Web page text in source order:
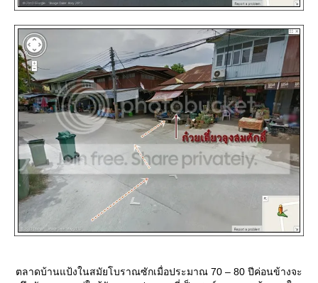
ตลาดบ้านแป้งในสมัยโบราณซักเมื่อประมาณ 70 – 80 ปีค่อนข้างจะ